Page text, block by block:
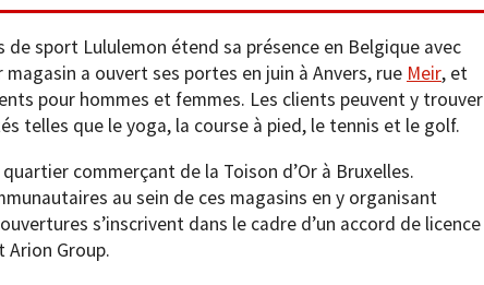
sport Lululemon étend sa présence en Belgique avec
a ouvert ses portes en juin à Anvers, rue Meir, et
pour hommes et femmes. Les clients peuvent y trouver
telles que le yoga, la course à pied, le tennis et le golf.
commerçant de la Toison d’Or à Bruxelles.
au sein de ces magasins en y organisant
s’inscrivent dans le cadre d’un accord de licence
Group.